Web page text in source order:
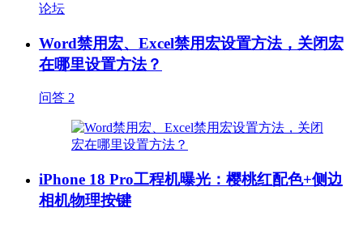
论坛
Word禁用宏、Excel禁用宏设置方法，关闭宏
在哪里设置方法？
问答 2
iPhone 18 Pro工程机曝光：樱桃红配色+侧边
相机物理按键